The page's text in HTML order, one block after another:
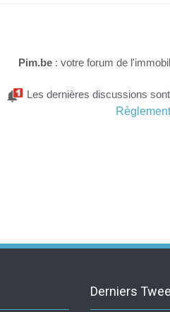
Pim.be : votre forum de
Les dernières discussions
Derniers